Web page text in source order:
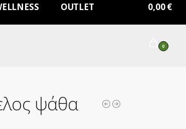
OUTLET 0,00€
0
ψάθα